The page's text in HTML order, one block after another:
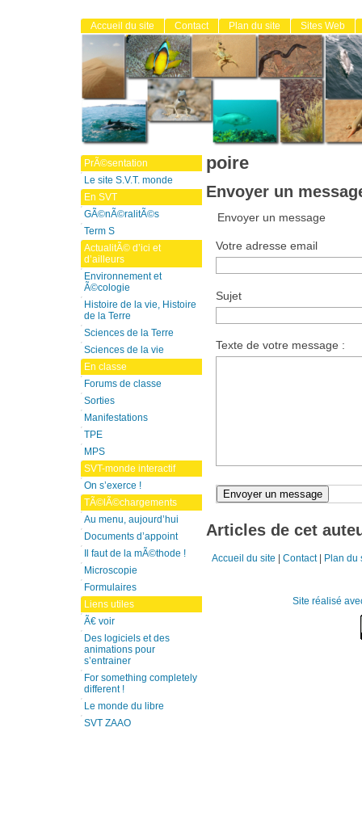
poire
Envoyer un
Envoyer un message
Votre adresse email
Sujet
Texte de votre message :
Articles de cet
Accueil du site Contact Plan du site Sites Web
PrÃ©sentation
Le site S.V.T. monde
En SVT
GÃ©nÃ©ralitÃ©s
Term S
ActualitÃ© d’ici et
d’ailleurs
Environnement et
Ã©cologie
Histoire de la vie, Histoire
de la Terre
Sciences de la Terre
Sciences de la vie
En classe
Forums de classe
Sorties
Manifestations
TPE
MPS
SVT-monde interactif
On s’exerce !
TÃ©lÃ©chargements
Au menu, aujourd’hui
Documents d’appoint
Il faut de la mÃ©thode !
Microscopie
Formulaires
Liens utiles
Ã€ voir
Des logiciels et des
animations pour
s’entrainer
For something completely
different !
Le monde du libre
SVT ZAAO
Accueil du site Contact| Plan du
Site réalisé